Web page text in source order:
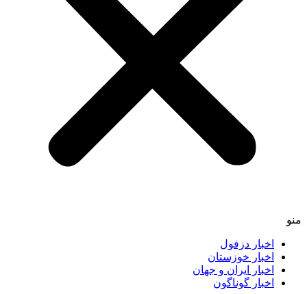
اخبار دزفول
اخبار خوزستان
اخبار ایران و جهان
اخبار گوناگون